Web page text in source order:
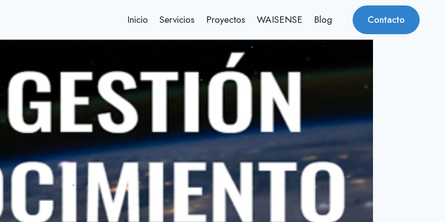
Inicio Servicios Proyectos WAISENSE Blog Contacto